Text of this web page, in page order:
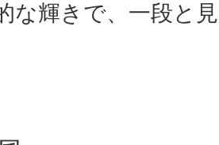
な輝きで、一段と